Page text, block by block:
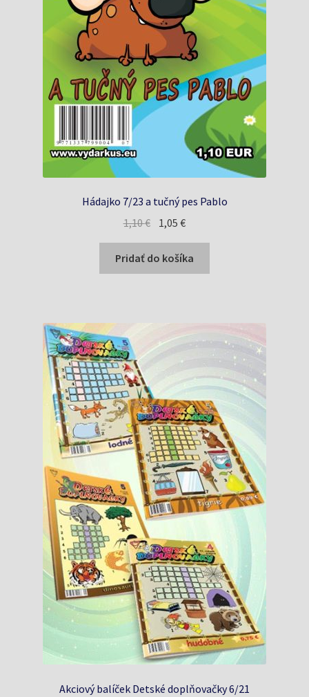
Hádajko 7/23 a tučný pes Pablo
1,10€ Pôvodná
cena
bola:
1,10 €.
1,05€Aktuálna
cena
je:
1,05 €.
Pridať do košíka
Akciový balíček Detské doplňovačky 6/21